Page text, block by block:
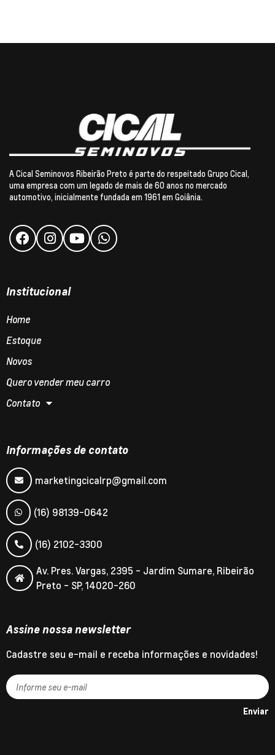
A Cical Seminovos Ribeirão Preto é parte do respeitado Grupo Cical,
uma empresa com um legado de mais de 60 anos no mercado
automotivo, inicialmente fundada em 1961 em Goiânia.
Institucional
Home
Estoque
Novos
Quero vender meu carro
Contato
Informações de contato
marketingcicalrp@gmail.com
(16) 98139-0642
(16) 2102-3300
Av. Pres. Vargas, 2395 - Jardim Sumare, Ribeirão
Preto - SP, 14020-260
Assine nossa newsletter
Cadastre seu e-mail e receba informações e novidades!
Enviar